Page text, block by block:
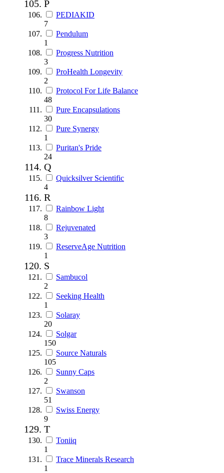
P
PEDIAKID
7
Pendulum
1
Progress Nutrition
3
ProHealth Longevity
2
Protocol For Life Balance
48
Pure Encapsulations
30
Pure Synergy
1
Puritan's Pride
24
Q
Quicksilver Scientific
4
R
Rainbow Light
8
Rejuvenated
3
ReserveAge Nutrition
1
S
Sambucol
2
Seeking Health
1
Solaray
20
Solgar
150
Source Naturals
105
Sunny Caps
2
Swanson
51
Swiss Energy
9
T
Toniiq
1
Trace Minerals Research
1